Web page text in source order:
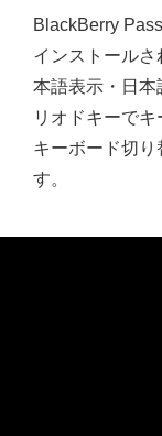
BlackBerry
インストールさ
本語表示・日
リオドキーで
キーボード切
す。